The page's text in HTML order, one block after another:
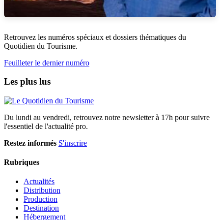
Retrouvez les numéros spéciaux et dossiers thématiques du
Quotidien du Tourisme.
Feuilleter le dernier numéro
Les plus lus
Du lundi au vendredi, retrouvez notre newsletter à 17h pour suivre
l'essentiel de l'actualité pro.
Restez informés S'inscrire
Rubriques
Actualités
Distribution
Production
Destination
Hébergement